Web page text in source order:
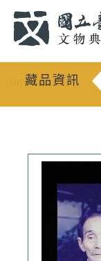
::: 藏品資訊